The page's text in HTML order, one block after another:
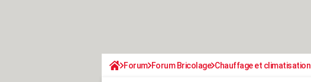
Forum Forum Bricolage Chauffage et climatisation